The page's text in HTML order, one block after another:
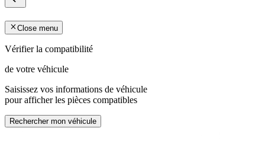
Close menu
Vérifier la compatibilité
de votre véhicule
Saisissez vos informations de véhicule
pour afficher les pièces compatibles
Rechercher mon véhicule